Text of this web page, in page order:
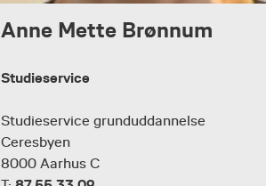
Anne Mette Brønnum
Studieservice
Studieservice grunduddannelse
Ceresbyen
8000 Aarhus C